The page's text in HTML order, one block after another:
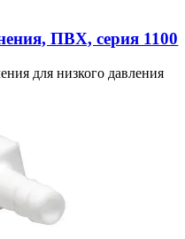
ПВХ, серия 1100
для низкого давления